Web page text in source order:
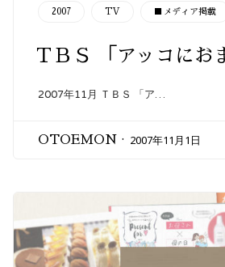
CATEGORY
2007 TV ■メディア掲載
ＴＢＳ 「アッコにお
2007年11月 ＴＢＳ 「ア…
OTOEMON 2007年11月1日